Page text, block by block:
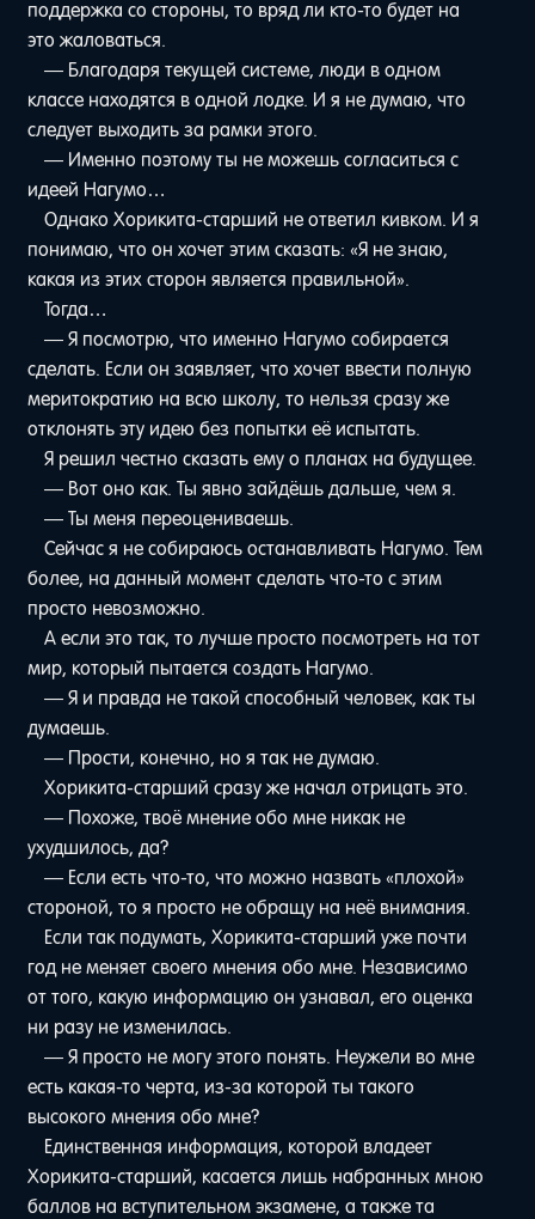
поддержка со стороны, то вряд ли кто-то будет на
это жаловаться.
— Благодаря текущей системе, люди в одном
классе находятся в одной лодке. И я не думаю, что
следует выходить за рамки этого.
— Именно поэтому ты не можешь согласиться с
идеей Нагумо…
Однако Хорикита-старший не ответил кивком. И я
понимаю, что он хочет этим сказать: «Я не знаю,
какая из этих сторон является правильной».
Тогда…
— Я посмотрю, что именно Нагумо собирается
сделать. Если он заявляет, что хочет ввести полную
меритократию на всю школу, то нельзя сразу же
отклонять эту идею без попытки её испытать.
Я решил честно сказать ему о планах на будущее.
— Вот оно как. Ты явно зайдёшь дальше, чем я.
— Ты меня переоцениваешь.
Сейчас я не собираюсь останавливать Нагумо. Тем
более, на данный момент сделать что-то с этим
просто невозможно.
А если это так, то лучше просто посмотреть на тот
мир, который пытается создать Нагумо.
— Я и правда не такой способный человек, как ты
думаешь.
— Прости, конечно, но я так не думаю.
Хорикита-старший сразу же начал отрицать это.
— Похоже, твоё мнение обо мне никак не
ухудшилось, да?
— Если есть что-то, что можно назвать «плохой»
стороной, то я просто не обращу на неё внимания.
Если так подумать, Хорикита-старший уже почти
год не меняет своего мнения обо мне. Независимо
от того, какую информацию он узнавал, его оценка
ни разу не изменилась.
— Я просто не могу этого понять. Неужели во мне
есть какая-то черта, из-за которой ты такого
высокого мнения обо мне?
Единственная информация, которой владеет
Хорикита-старший, касается лишь набранных мною
баллов на вступительном экзамене, а также та